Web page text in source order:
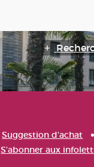
Suggestion d'achat
S'abonner aux